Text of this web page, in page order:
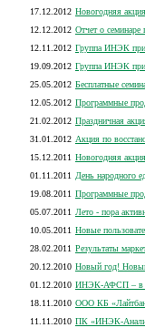
17.12.2012 Новогодняя
12.12.2012 Отчет о
12.11.2012 Группа ИНЭК
19.09.2012 Группа ИНЭК
25.05.2012 Бесплатные
12.05.2012 Программные
21.02.2012 Праздничная
31.01.2012 Акция по
15.12.2011 Новогодняя
01.11.2011
День народного
19.08.2011 Программные
05.07.2011
Лето - пора
10.05.2011 Новые
28.02.2011 Результаты
20.12.2010 Новый год!
01.12.2010 ИНЭК-АФСП – в
18.11.2010 ООО КБ
11.11.2010 ПК «ИНЭК-